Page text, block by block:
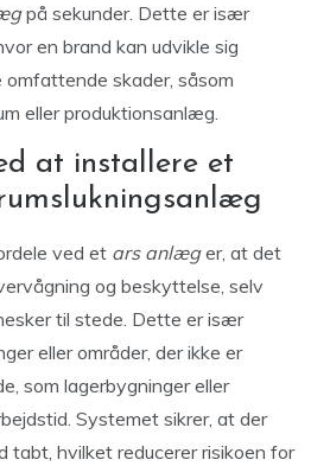
på sekunder. Dette er især
en brand kan udvikle sig
skader, såsom
eller produktionsanlæg.
at installere et
ved et ars anlæger, at det
og beskyttelse, selv
til stede. Dette er især
eller områder, der ikke er
som lagerbygninger eller
Systemet sikrer, at der
tabt, hvilket reducerer risikoen for